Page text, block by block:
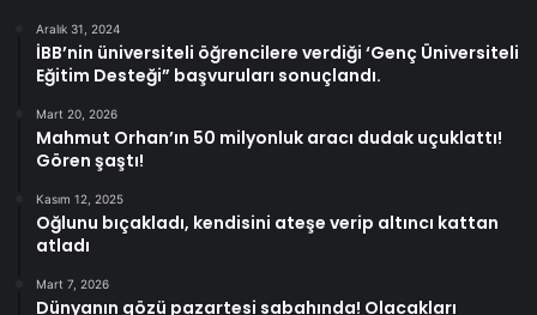
Aralık 31, 2024
İBB’nin üniversiteli öğrencilere verdiği ‘Genç Üniversiteli
Eğitim Desteği” başvuruları sonuçlandı.
Mart 20, 2026
Mahmut Orhan’ın 50 milyonluk aracı dudak uçuklattı!
Gören şaştı!
Kasım 12, 2025
Oğlunu bıçakladı, kendisini ateşe verip altıncı kattan
atladı
Mart 7, 2026
Dünyanın gözü pazartesi sabahında! Olacakları